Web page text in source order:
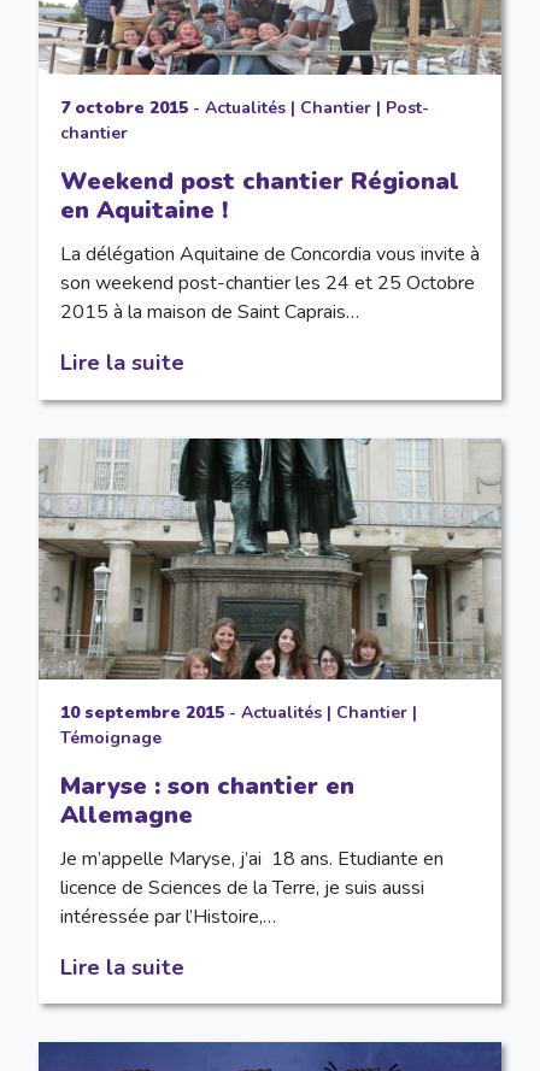
7 octobre 2015- Actualités| Chantier| Post-
chantier
Weekend post chantier Régional
en Aquitaine !
La délégation Aquitaine de Concordia vous invite à
son weekend post-chantier les 24 et 25 Octobre
2015 à la maison de Saint Caprais…
Lire la suite
10 septembre 2015- Actualités| Chantier|
Témoignage
Maryse : son chantier en
Allemagne
Je m’appelle Maryse, j’ai 18 ans. Etudiante en
licence de Sciences de la Terre, je suis aussi
intéressée par l’Histoire,…
Lire la suite